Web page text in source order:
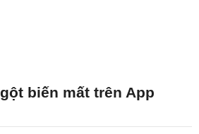
biến mất trên App